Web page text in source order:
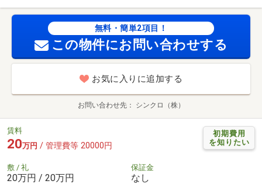
無料・簡単2項目！
この物件にお問い合わせする
お気に入りに追加する
お問い合わせ先 シンクロ（株）
初期費用
を知りたい
賃料
20万円 / 管理費等 20000円
敷 / 礼
20万円 / 20万円
保証金
なし